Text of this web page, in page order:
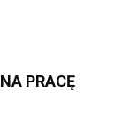
PRACĘ